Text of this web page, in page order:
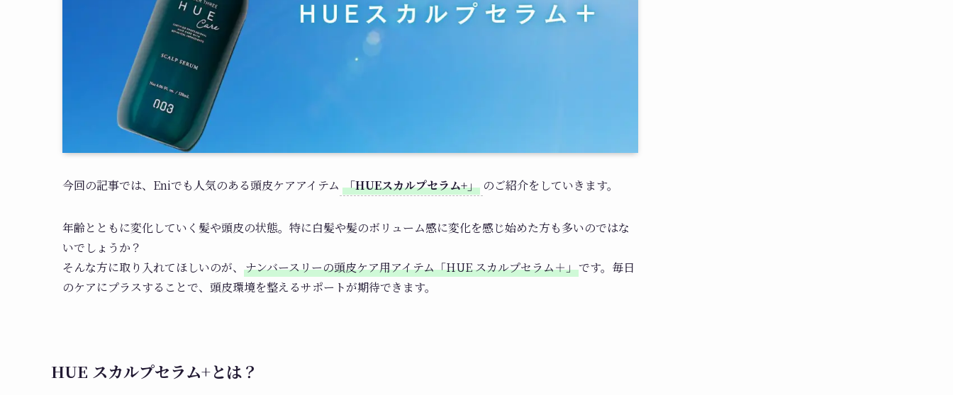
今回の記事では、Eniでも人気のある頭皮ケアアイテム 「HUEスカルプセラム+」 のご紹介をしていきます。
年齢とともに変化していく髪や頭皮の状態。特に白髪や髪のボリューム感に変化を感じ始めた方も多いのではな
いでしょうか？
そんな方に取り入れてほしいのが、 ナンバースリーの頭皮ケア用アイテム「HUE スカルプセラム＋」です。毎日
のケアにプラスすることで、頭皮環境を整えるサポートが期待できます。
HUE スカルプセラム+とは？